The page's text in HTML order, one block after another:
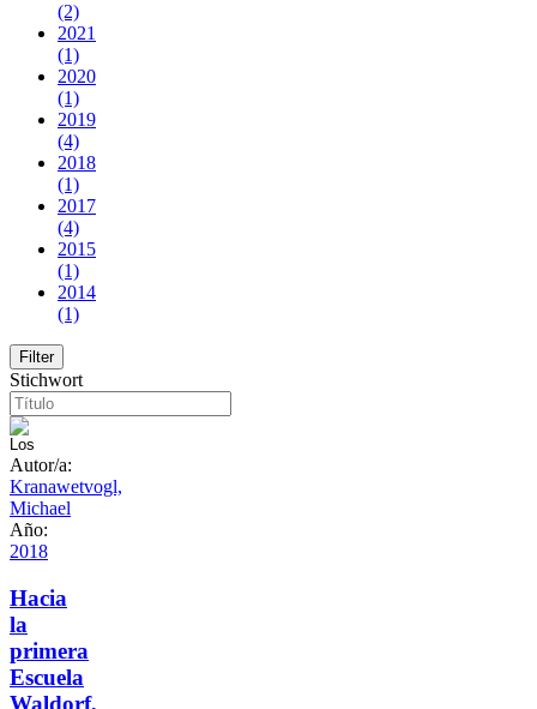
(2)
2021
(1)
2020
(1)
2019
(4)
2018
(1)
2017
(4)
2015
(1)
2014
(1)
Stichwort
Autor/a:
Kranawetvogl,
Michael
Año:
2018
Hacia
la
primera
Escuela
Waldorf,